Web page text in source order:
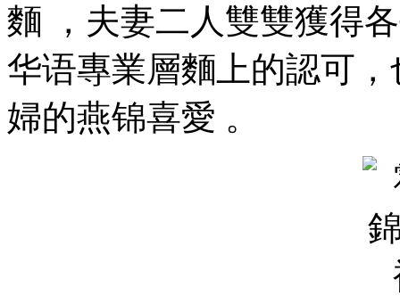
麵 ，夫妻二人雙雙獲得
华语專業層麵上的認可
婦的燕锦喜愛 。